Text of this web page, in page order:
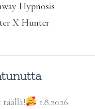
Hypnosis
X Hunter
täällä!
1.8.2026